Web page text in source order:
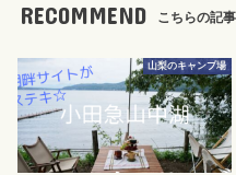
RECOMMEND こちらの記
山梨のキャンプ場